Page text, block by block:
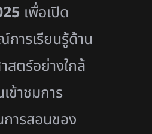
เพื่อเปิด
การเรียนรู้ด้าน
สตร์อย่างใกล้
ข้าชมการ
การสอนของ